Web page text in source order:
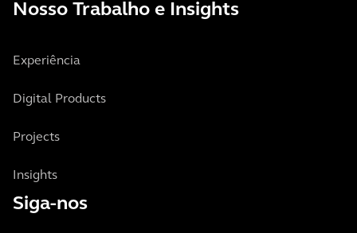
Nosso Trabalho e Insights
Experiência
Digital Products
Projects
Insights
Siga-nos